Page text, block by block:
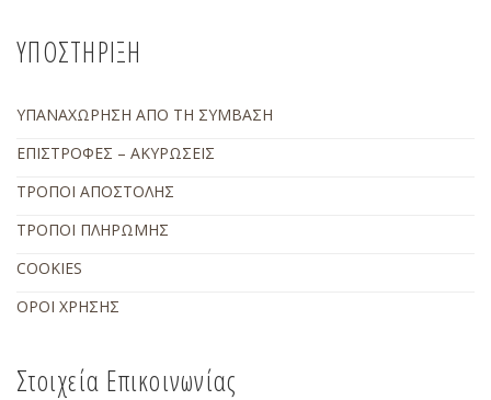
ΥΠΟΣΤΗΡΙΞΗ
ΥΠΑΝΑΧΩΡΗΣΗ ΑΠΟ ΤΗ ΣΥΜΒΑΣΗ
ΕΠΙΣΤΡΟΦΕΣ – ΑΚΥΡΩΣΕΙΣ
ΤΡΟΠΟΙ ΑΠΟΣΤΟΛΗΣ
ΤΡΟΠΟΙ ΠΛΗΡΩΜΗΣ
COOKIES
ΟΡΟΙ ΧΡΗΣΗΣ
Στοιχεία Επικοινωνίας